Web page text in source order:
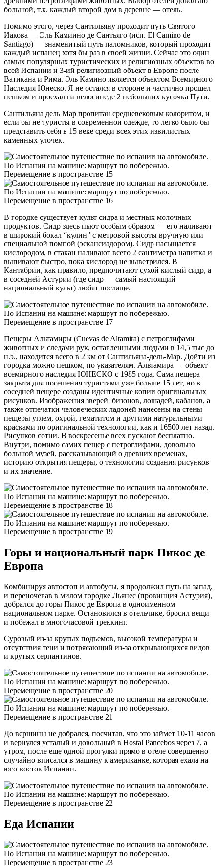
большой, т.к. каждый второй дом в деревне — отель.
Помимо этого, через Сантильяну проходит путь Святого
Иакова — Эль Камиино де Сантьяго (исп. El Camino de
Santiago) — знаменитый путь паломников, который проходит
каждый испанец хотя бы раз в своей жизни. Сейчас это один
самых популярных туристических и религиозных объектов во
всей Испании и 3-ий религиозный объект в Европе после
Ватикана и Рима. Эль Камино является объектом Всемирного
Наследия Юнеско. Я не остался в стороне и частично прошел
пешком и проехал на велосипеде 2 небольших кусочка Пути.
Сантильяна дель Мар пропитан средневековым колоритом, и
если бы не туристы в современной одежде, то легко было бы
представить себя в 15 веке среди всех этих извилистых
каменных улочек.
В городке существует культ сидра и местных молочных
продуктов. Сидр здесь пьют особым образом — его наливают
в широкий бокал “кулин” с метровой высоты вручную или
специальной помпой (эскансиадором). Сидр насыщается
кислородом, в стакан наливают всего 2 сантиметра напитка и
выпивают быстро, пока кислород не выветрился. В
Кантабрии, как правило, предпочитают сухой кислый сидр, а
в соседней Астурии (где сидр — самый настоящий
национальный культ) любят послаще.
Пещеры Альтамиры (Cuevas de Altamira) с петроглифами
животных и следами рук, оставленными людьми в 14,5 тыс до
н.э., находится всего в 2 км от Сантильяна-дель-Мар. Дойти из
городка можно пешком, по указателям. Альтамира — объект
всемирного наследия ЮНЕСКО с 1985 года. Сама пещера
закрыта для посещения туристами уже больше 15 лет, но в
соседней пещере созданы идентичные копии оригинальных
рисунков. Изображения зверей: бизонов, лошадей, кабанов, а
также отпечатки человеческих ладоней нанесены на стены
пещеры углем, охрой, гематитом и другими натуральными
красками по оригинальной технологии, как и 16500 лет назад.
Рисунков сотни. В воскресенье всех пускают бесплатно.
Внутри, помимо самих пещер с петроглифами, довольно
большой музей, рассказывающий о древних временах,
историю открытия пещеры, о технологии создания рисунков
и их значение.
Горы и национальный парк Пикос де
Европа
Комбинируя автостоп и автобусы, я продолжил путь на запад,
и переночевав в милом городке Льянес (провинция Астурия),
добрался до горы Пикос де Европа в одноименном
национальном парке. Остановился в отельчике, бросил вещи
и побежал в многочасовой треккинг.
Суровый из-за крутых подъемов, высокой температуры и
отсутствия тени и потрясающий из-за открывающихся видов
и крутых серпантинов.
До вершины не добрался, посчитав, что это займет 10-11 часов
и вернулся усталый и довольный в Hostal Pancebos через 7, а
утром, после еще одной прогулки прямо в отеле совершенно
случайно вписался в машину к американке, которая ехала на
юго-восток Испании.
Еда Испании